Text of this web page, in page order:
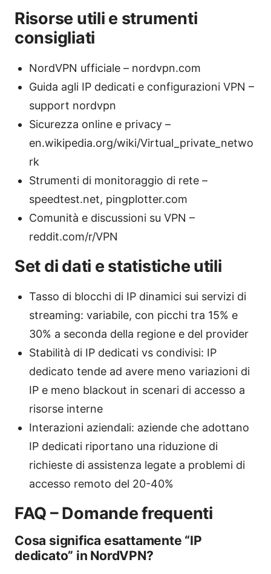
Risorse utili e strumenti
consigliati
NordVPN ufficiale – nordvpn.com
Guida agli IP dedicati e configurazioni VPN –
support nordvpn
Sicurezza online e privacy –
en.wikipedia.org/wiki/Virtual_private_netwo
rk
Strumenti di monitoraggio di rete –
speedtest.net, pingplotter.com
Comunità e discussioni su VPN –
reddit.com/r/VPN
Set di dati e statistiche utili
Tasso di blocchi di IP dinamici sui servizi di
streaming: variabile, con picchi tra 15% e
30% a seconda della regione e del provider
Stabilità di IP dedicati vs condivisi: IP
dedicato tende ad avere meno variazioni di
IP e meno blackout in scenari di accesso a
risorse interne
Interazioni aziendali: aziende che adottano
IP dedicati riportano una riduzione di
richieste di assistenza legate a problemi di
accesso remoto del 20-40%
FAQ – Domande frequenti
Cosa significa esattamente “IP
dedicato” in NordVPN?